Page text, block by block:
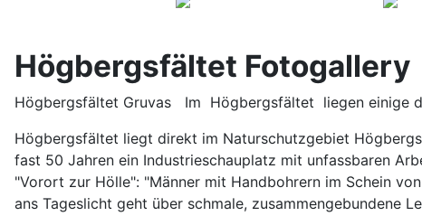
Högbergsfältet Fotogallery
Högbergsfältet Gruvas Im Högbergsfältet liegen einige
Högbergsfältet liegt direkt im Naturschutzgebiet
fast 50 Jahren ein Industrieschauplatz mit unfassbaren
"Vorort zur Hölle": "Männer mit Handbohrern im Schein
ans Tageslicht geht über schmale, zusammengebundene